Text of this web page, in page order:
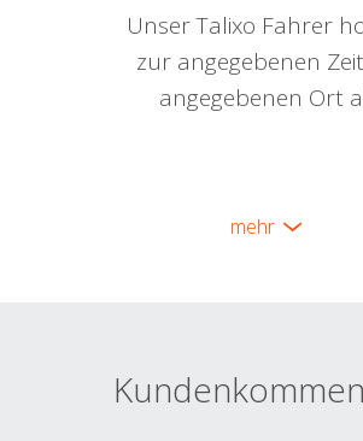
Unser Talixo Fahrer
zur angegebenen
angegebenen Ort
mehr